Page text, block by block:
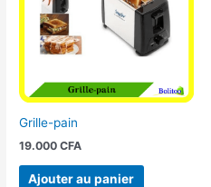
Grille-pain
19.000CFA
Ajouter au panier